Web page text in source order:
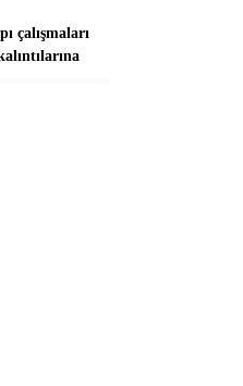
çalışmaları